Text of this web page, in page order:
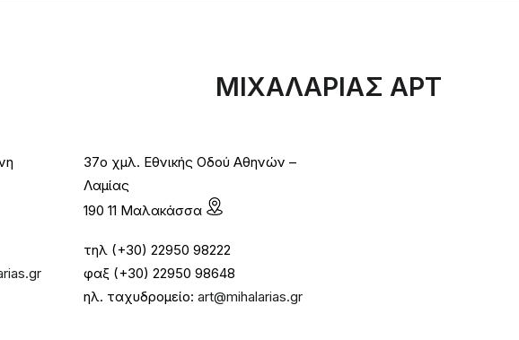
ΜΙΧΑΛΑΡΙΑΣ ΑΡΤ
37ο χμλ. Εθνικής Οδού Αθηνών –
Λαμίας
190 11 Μαλακάσσα
τηλ (+30) 22950 98222
φαξ (+30) 22950 98648
ηλ. ταχυδρομείο: art@mihalarias.gr